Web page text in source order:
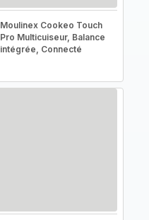
Moulinex Cookeo Touch
Pro Multicuiseur, Balance
intégrée, Connecté